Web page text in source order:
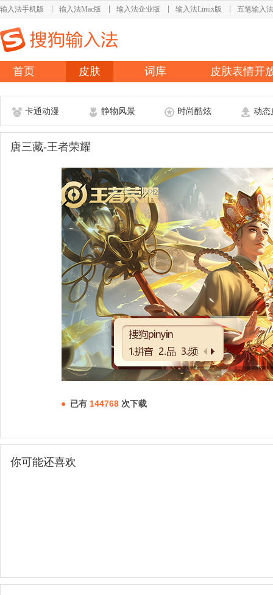
输入法手机版 输入法Mac版 输入法企业版 输入法Linux版 五笔输入法
首页 皮肤 词库 皮肤表情开
卡通动漫 静物风景 时尚酷炫 动态
唐三藏-王者荣耀
已有 144768 次下载
你可能还喜欢